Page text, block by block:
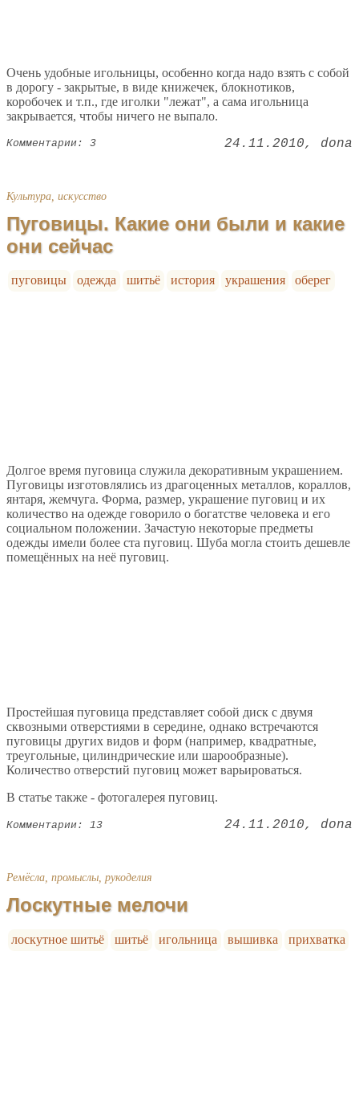
Очень удобные игольницы, особенно когда надо взять с собой
в дорогу - закрытые, в виде книжечек, блокнотиков,
коробочек и т.п., где иголки "лежат", а сама игольница
закрывается, чтобы ничего не выпало.
Комментарии: 3 24.11.2010 dona
Культура, искусство
Пуговицы. Какие они были и какие
они сейчас
пуговицы одежда шитьё история украшения оберег
Долгое время пуговица служила декоративным украшением.
Пуговицы изготовлялись из драгоценных металлов, кораллов,
янтаря, жемчуга. Форма, размер, украшение пуговиц и их
количество на одежде говорило о богатстве человека и его
социальном положении. Зачастую некоторые предметы
одежды имели более ста пуговиц. Шуба могла стоить дешевле
помещённых на неё пуговиц.
Простейшая пуговица представляет собой диск с двумя
сквозными отверстиями в середине, однако встречаются
пуговицы других видов и форм (например, квадратные,
треугольные, цилиндрические или шарообразные).
Количество отверстий пуговиц может варьироваться.
В статье также - фотогалерея пуговиц.
Комментарии: 13 24.11.2010 dona
Ремёсла, промыслы, рукоделия
Лоскутные мелочи
лоскутное шитьё шитьё игольница вышивка прихватка